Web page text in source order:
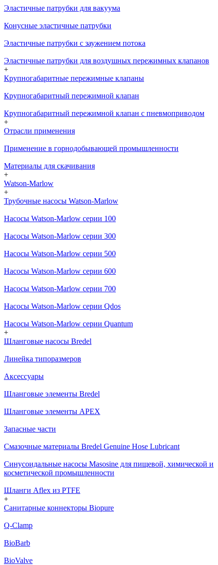
Эластичные патрубки для вакуума
Конусные эластичные патрубки
Эластичные патрубки с заужением потока
Эластичные патрубки для воздушных пережимных клапанов
+
Крупногабаритные пережимные клапаны
Крупногабаритный пережимной клапан
Крупногабаритный пережимной клапан с пневмоприводом
+
Отрасли применения
Применение в горнодобывающей промышленности
Материалы для скачивания
+
Watson-Marlow
+
Трубочные насосы Watson-Marlow
Насосы Watson-Marlow серии 100
Насосы Watson-Marlow серии 300
Насосы Watson-Marlow серии 500
Насосы Watson-Marlow серии 600
Насосы Watson-Marlow серии 700
Насосы Watson-Marlow серии Qdos
Насосы Watson-Marlow серии Quantum
+
Шланговые насосы Bredel
Линейка типоразмеров
Аксессуары
Шланговые элементы Bredel
Шланговые элементы APEX
Запасные части
Смазочные материалы Bredel Genuine Hose Lubricant
Cинусоидальные насосы Masosine для пищевой, химической и
косметической промышленности
Шланги Aflex из PTFE
+
Санитарные коннекторы Biopure
Q-Clamp
BioBarb
BioValve